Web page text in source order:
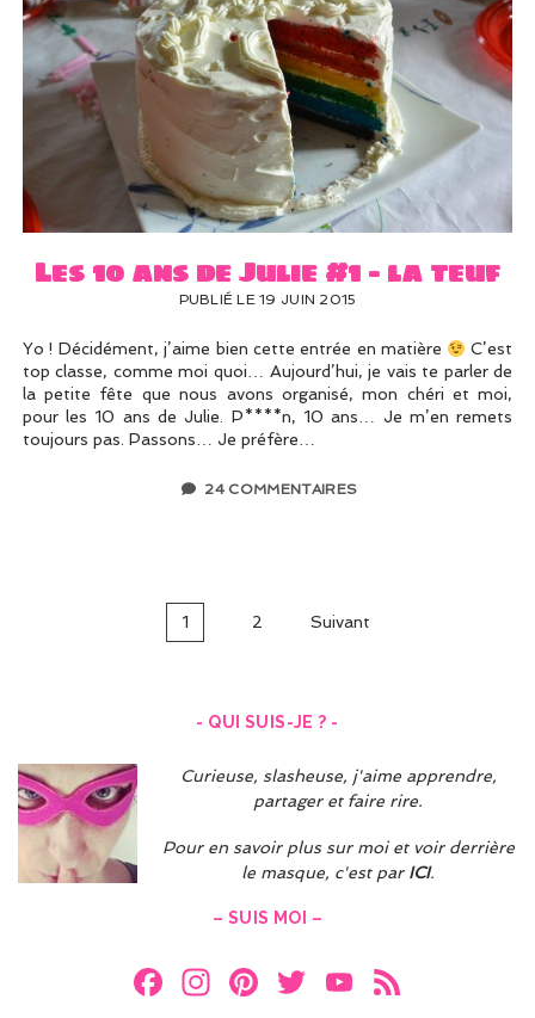
Les 10 ans de Julie #1 – la teuf
PUBLIÉ LE 19 JUIN 2015
Yo ! Décidément, j’aime bien cette entrée en matière
C’est
top classe, comme moi quoi… Aujourd’hui, je vais te parler de
la petite fête que nous avons organisé, mon chéri et moi,
pour les 10 ans de Julie. P****n, 10 ans… Je m’en remets
toujours pas. Passons… Je préfère…
24 COMMENTAIRES
Navigation
1 2 Suivant
- QUI SUIS-JE ? -
Curieuse, slasheuse, j'aime apprendre,
partager et faire rire.
Pour en savoir plus sur moi et voir derrière
le masque, c'est par ICI.
– SUIS MOI –
F
In Pi T
Y